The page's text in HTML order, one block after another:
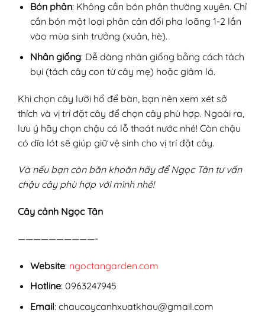
Bón phân: Không cần bón phân thường xuyên. Chỉ
cần bón một loại phân cân đối pha loãng 1-2 lần
vào mùa sinh trưởng (xuân, hè).
Nhân giống: Dễ dàng nhân giống bằng cách tách
bụi (tách cây con từ cây mẹ) hoặc giâm lá.
Khi chọn cây lưỡi hổ để bàn, bạn nên xem xét sở
thích và vị trí đặt cây để chọn cây phù hợp. Ngoài ra,
lưu ý hãy chọn chậu có lỗ thoát nước nhé! Còn chậu
có dĩa lót sẽ giúp giữ vệ sinh cho vị trí đặt cây.
Và nếu bạn còn băn khoăn hãy để Ngọc Tân tư vấn
chậu cây phù hợp với mình nhé!
Cây cảnh Ngọc Tân
——————————-
Website: ngoctangarden.com
Hotline: 0963247945
Email: chaucaycanhxuatkhau@gmail.com